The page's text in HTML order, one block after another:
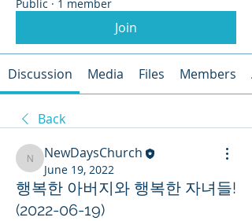
Public · 1 member
Join
Discussion Media Files Members
Back
NewDaysChurch
NewDaysChurch
June 19, 2022
행복한 아버지와 행복한 자녀들!
(2022-06-19)